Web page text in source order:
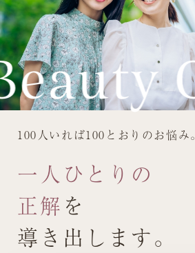
100人いれば100とおりのお悩み。
一人ひとりの
正解 を
導き出します。